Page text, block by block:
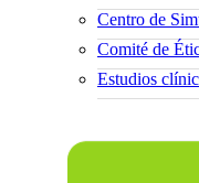
Centro de
Comité de
Estudios